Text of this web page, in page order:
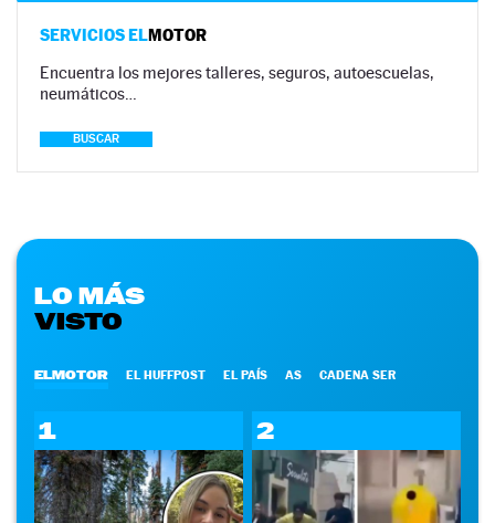
SERVICIOS ELMOTOR
Encuentra los mejores talleres, seguros, autoescuelas,
neumáticos…
BUSCAR
LO MÁS
VISTO
ELMOTOR EL HUFFPOST EL PAÍS AS CADENA SER
1 2